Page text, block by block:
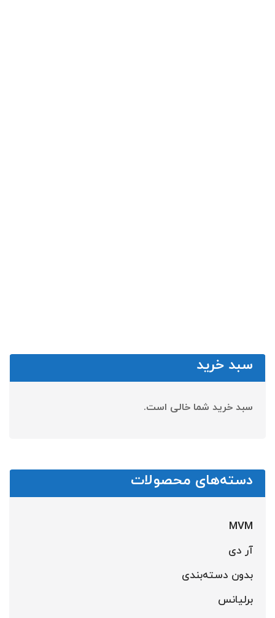
سبد خرید
سبد خرید شما خالی است.
دسته‌های محصولات
MVM
آر دی
بدون دسته‌بندی
برلیانس